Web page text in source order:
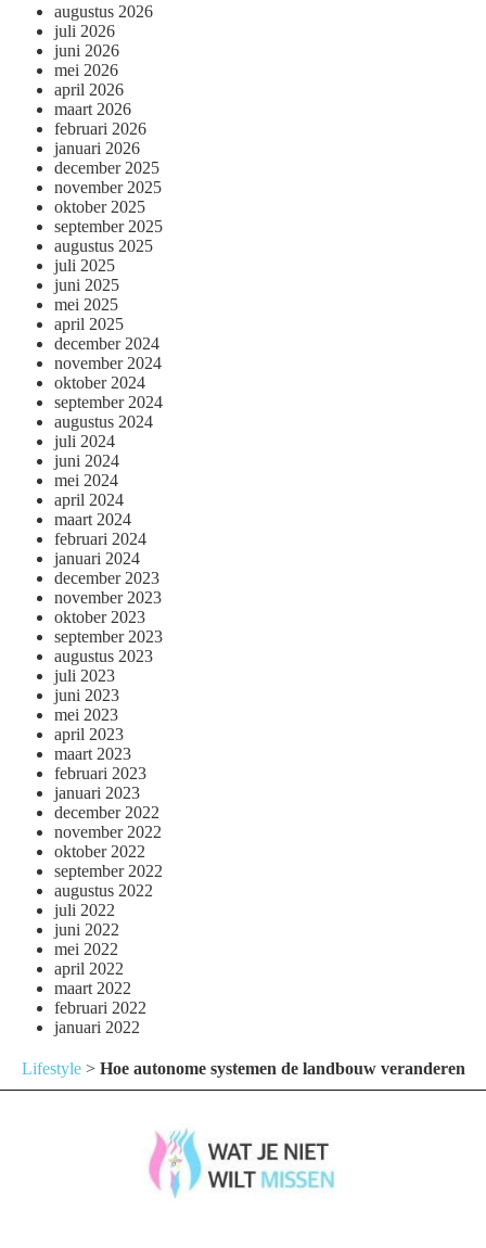
augustus 2026
juli 2026
juni 2026
mei 2026
april 2026
maart 2026
februari 2026
januari 2026
december 2025
november 2025
oktober 2025
september 2025
augustus 2025
juli 2025
juni 2025
mei 2025
april 2025
december 2024
november 2024
oktober 2024
september 2024
augustus 2024
juli 2024
juni 2024
mei 2024
april 2024
maart 2024
februari 2024
januari 2024
december 2023
november 2023
oktober 2023
september 2023
augustus 2023
juli 2023
juni 2023
mei 2023
april 2023
maart 2023
februari 2023
januari 2023
december 2022
november 2022
oktober 2022
september 2022
augustus 2022
juli 2022
juni 2022
mei 2022
april 2022
maart 2022
februari 2022
januari 2022
Lifestyle> Hoe autonome systemen de landbouw veranderen